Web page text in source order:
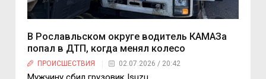
В Рославльском округе водитель КАМАЗа
попал в ДТП, когда менял колесо
ПРОИСШЕСТВИЯ 02.07.2026 / 20:42